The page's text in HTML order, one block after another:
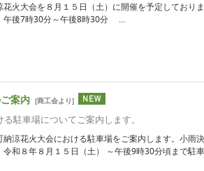
火大会を８月１５日（土）に開催を予定しておりま
午後7時30分～午後8時30分 ...
案内 [商工会より]
駐車場についてご案内します。
涼花火大会における駐車場をご案内します。小雨決
和８年８月１５日（土） ～午後9時30分頃まで駐車